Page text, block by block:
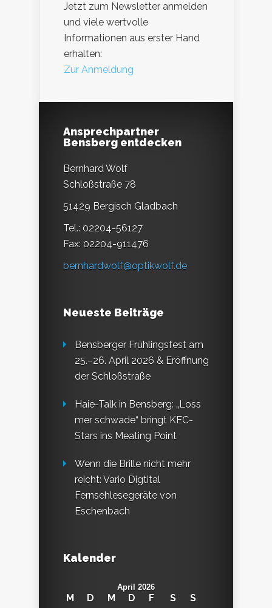
Jetzt zum Newsletter anmelden
und viele wertvolle
Informationen aus erster Hand
erhalten:
Zur Anmeldung
Ansprechpartner
Bensberg entdecken
Bernhard Wolf
Schloßstraße 78
51429 Bergisch Gladbach
Tel.: 02204-56127
Fax: 02204-911476
bernhardwolf@optikwolf.de
Neueste Beiträge
Bensberger Frühlingsfest am
25.–26. April 2026 & Eröffnung
der Schloßstraße
Haie-Talk in Bensberg: „Loss
mer schwade“ bringt KEC-
Stars ins Meating Point
Wenn die Brille nicht mehr
reicht: Vario Digtital
Fernsehlesegeräte von
Eschenbach
Kalender
April 2026
M D M D F S
S